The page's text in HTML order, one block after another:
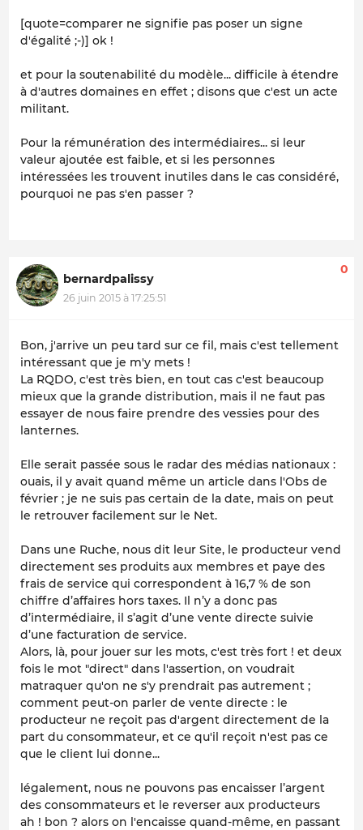
[quote=comparer ne signifie pas poser un signe
d'égalité ;-)] ok !
et pour la soutenabilité du modèle... difficile à étendre
à d'autres domaines en effet ; disons que c'est un acte
militant.
Pour la rémunération des intermédiaires... si leur
valeur ajoutée est faible, et si les personnes
intéressées les trouvent inutiles dans le cas considéré,
pourquoi ne pas s'en passer ?
bernardpalissy
26 juin 2015 à 17:25:51
0
Bon, j'arrive un peu tard sur ce fil, mais c'est tellement
intéressant que je m'y mets !
La RQDO, c'est très bien, en tout cas c'est beaucoup
mieux que la grande distribution, mais il ne faut pas
essayer de nous faire prendre des vessies pour des
lanternes.
Elle serait passée sous le radar des médias nationaux :
ouais, il y avait quand même un article dans l'Obs de
février ; je ne suis pas certain de la date, mais on peut
le retrouver facilement sur le Net.
Dans une Ruche, nous dit leur Site, le producteur vend
directement ses produits aux membres et paye des
frais de service qui correspondent à 16,7 % de son
chiffre d’affaires hors taxes. Il n’y a donc pas
d’intermédiaire, il s’agit d’une vente directe suivie
d’une facturation de service.
Alors, là, pour jouer sur les mots, c'est très fort ! et deux
fois le mot "direct" dans l'assertion, on voudrait
matraquer qu'on ne s'y prendrait pas autrement ;
comment peut-on parler de vente directe : le
producteur ne reçoit pas d'argent directement de la
part du consommateur, et ce qu'il reçoit n'est pas ce
que le client lui donne...
légalement, nous ne pouvons pas encaisser l’argent
des consommateurs et le reverser aux producteurs
ah ! bon ? alors on l'encaisse quand-même, en passant